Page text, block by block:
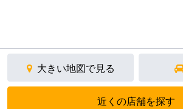
大きい地図で見る
近くの店舗を探す